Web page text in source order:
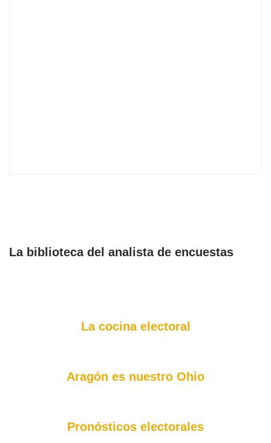
La biblioteca del analista de encuestas
La cocina electoral
Aragón es nuestro Ohio
Pronósticos electorales